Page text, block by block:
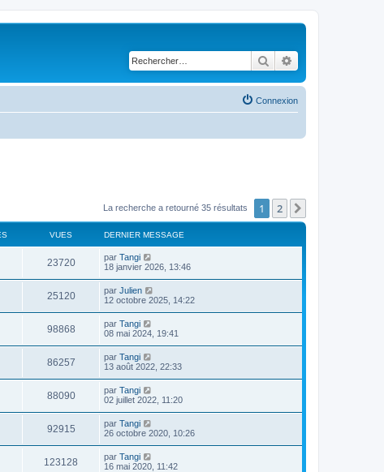
Rechercher
Connexion
La recherche a retourné 35 résultats 1 2
VUES DERNIER MESSAGE
23720 par Tangi
18 janvier 2026, 13:46
25120 par Julien
12 octobre 2025, 14:22
98868 par Tangi
08 mai 2024, 19:41
86257 par Tangi
13 août 2022, 22:33
88090 par Tangi
02 juillet 2022, 11:20
92915 par Tangi
26 octobre 2020, 10:26
123128 par Tangi
16 mai 2020, 11:42